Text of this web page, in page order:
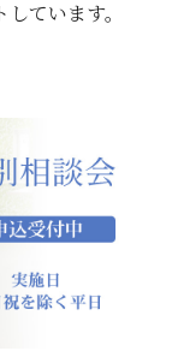
した。
のご要望をい
長いたしま
ています。